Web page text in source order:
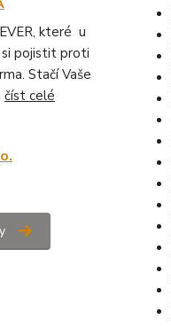
které u
pojistit proti
Stačí Vaše
číst celé